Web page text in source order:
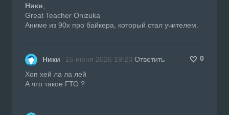
Ники
Great Teacher Onizuka
Аниме из 90х про байкера, который стал учителем.
Ники 15 июня 2026 19:23 Ответить
0
Хоп хей ла ла лей
А что такое ГТО ?